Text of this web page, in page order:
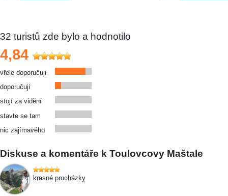
32 turistů zde bylo a hodnotilo
4,84
vřele doporučuji
doporučuji
stojí za vidění
stavte se tam
nic zajímavého
Diskuse a komentáře k Toulovcovy Maštale
krasné procházky